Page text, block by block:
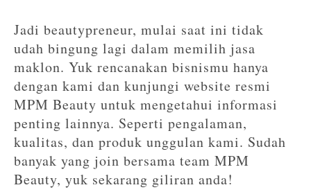
Jadi beautypreneur, mulai saat ini tidak
udah bingung lagi dalam memilih jasa
maklon. Yuk rencanakan bisnismu hanya
dengan kami dan kunjungi website resmi
MPM Beauty untuk mengetahui informasi
penting lainnya. Seperti pengalaman,
kualitas, dan produk unggulan kami. Sudah
banyak yang join bersama team MPM
Beauty, yuk sekarang giliran anda!